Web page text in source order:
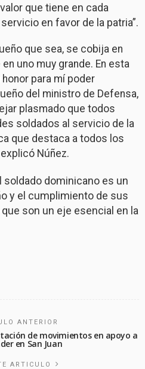
que tiene en cada
en favor de la patria”.
que sea, se cobija en
uno muy grande. En esta
para mí poder
del ministro de Defensa,
plasmado que todos
soldados al servicio de la
que destaca a todos los
Núñez.
soldado dominicano es un
y el cumplimiento de sus
son un eje esencial en la
ANTERIOR
de movimientos en apoyo a
en San Juan
ARTICULO